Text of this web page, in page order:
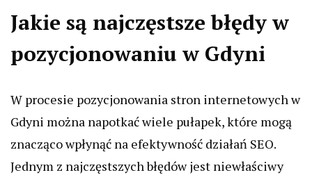
Jakie są najczęstsze błędy w
pozycjonowaniu w Gdyni
W procesie pozycjonowania stron internetowych w
Gdyni można napotkać wiele pułapek, które mogą
znacząco wpłynąć na efektywność działań SEO.
Jednym z najczęstszych błędów jest niewłaściwy